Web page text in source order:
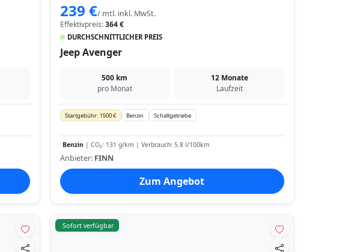
239 €/ mtl. inkl. MwSt.
Effektivpreis:364 €
DURCHSCHNITTLICHER PREIS
Jeep Avenger
500 km
pro Monat
12 Monate
Laufzeit
Startgebühr: 1500 € Benzin Schaltgetriebe
Benzin | CO₂: 131 g/km | Verbrauch: 5.8 l/100km
Anbieter: FINN
Zum Angebot
Sofort verfügbar